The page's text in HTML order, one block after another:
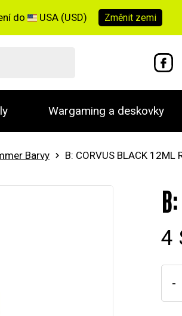
do USA (USD) Změnit zemi
Wargaming a deskovky
Barvy B: CORVUS BLACK 12ML
4
-